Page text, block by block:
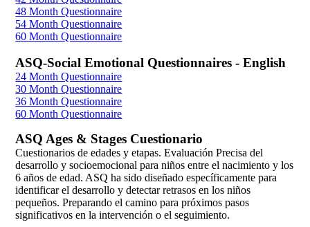
48 Month Questionnaire
54 Month Questionnaire
60 Month Questionnaire
ASQ-Social Emotional Questionnaires - English
24 Month Questionnaire
30 Month Questionnaire
36 Month Questionnaire
60 Month Questionnaire
ASQ Ages & Stages Cuestionario
Cuestionarios de edades y etapas. Evaluación Precisa del
desarrollo y socioemocional para niños entre el nacimiento y los
6 años de edad. ASQ ha sido diseñado específicamente para
identificar el desarrollo y detectar retrasos en los niños
pequeños. Preparando el camino para próximos pasos
significativos en la intervención o el seguimiento.